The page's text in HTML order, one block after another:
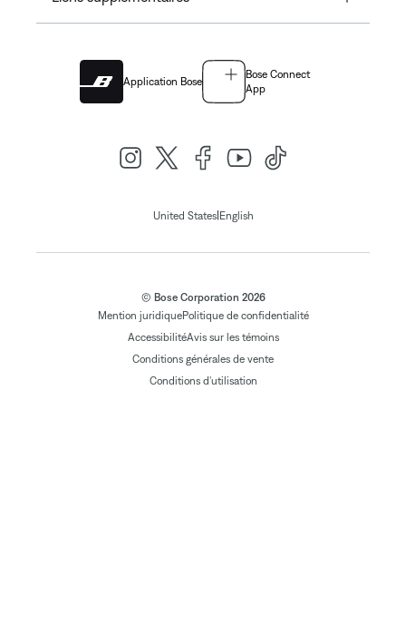
Application Bose
Bose Connect
App
United States| English
© Bose Corporation 2026
Mention juridiquePolitique de confidentialité
AccessibilitéAvis sur les témoins
Conditions générales de vente
Conditions d'utilisation